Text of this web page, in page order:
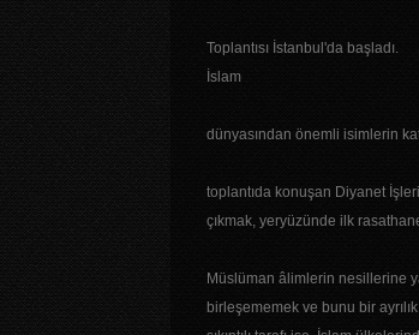
Toplantısı İstanbul'da başladı.
İslam
dünyasından önemli isimlerin
toplantıda konuşan Diyanet
çıkmak, yeryüzünde ilk
Müslüman âlimlerin nesillerine
birleşememek ve bunu bir